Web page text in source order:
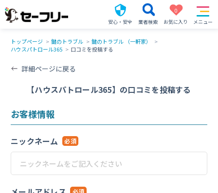
安心・安全 業者検索
0
お気に入り
メニュー
トップページ 鍵のトラブル
鍵のトラブル （一軒家）
ハウスパトロール365
口コミを投稿する
詳細ページに戻る
【ハウスパトロール365】の口コミを投稿する
お客様情報
ニックネーム 必須
必須